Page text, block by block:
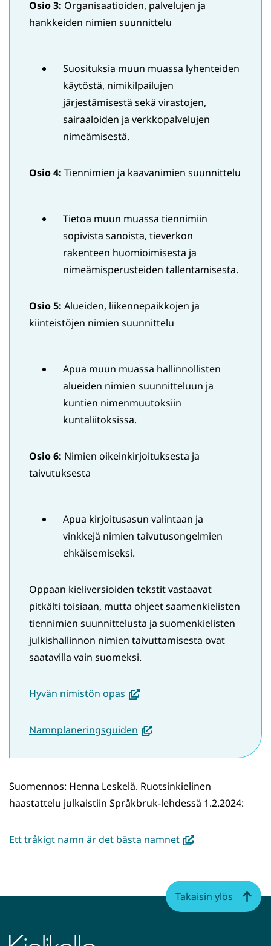
Osio 3: Organisaatioiden, palvelujen ja
hankkeiden nimien suunnittelu
Suosituksia muun muassa lyhenteiden
käytöstä, nimikilpailujen
järjestämisestä sekä virastojen,
sairaaloiden ja verkkopalvelujen
nimeämisestä.
Osio 4: Tiennimien ja kaavanimien suunnittelu
Tietoa muun muassa tiennimiin
sopivista sanoista, tieverkon
rakenteen huomioimisesta ja
nimeämisperusteiden tallentamisesta.
Osio 5: Alueiden, liikennepaikkojen ja
kiinteistöjen nimien suunnittelu
Apua muun muassa hallinnollisten
alueiden nimien suunnitteluun ja
kuntien nimenmuutoksiin
kuntaliitoksissa.
Osio 6: Nimien oikeinkirjoituksesta ja
taivutuksesta
Apua kirjoitusasun valintaan ja
vinkkejä nimien taivutusongelmien
ehkäisemiseksi.
Oppaan kieliversioiden tekstit vastaavat
pitkälti toisiaan, mutta ohjeet saamenkielisten
tiennimien suunnittelusta ja suomenkielisten
julkishallinnon nimien taivuttamisesta ovat
saatavilla vain suomeksi.
Hyvän nimistön opas (avautuu
ikkunaan,
toiseen
Namnplaneringsguiden (avautuu
ikkunaan,
siirryt
toiseen
Suomennos: Henna Leskelä. Ruotsinkielinen
haastattelu julkaistiin Språkbruk-lehdessä 1.2.2024:
Ett tråkigt namn är det bästa namnet(avautuu
siirryt
Takaisin ylös